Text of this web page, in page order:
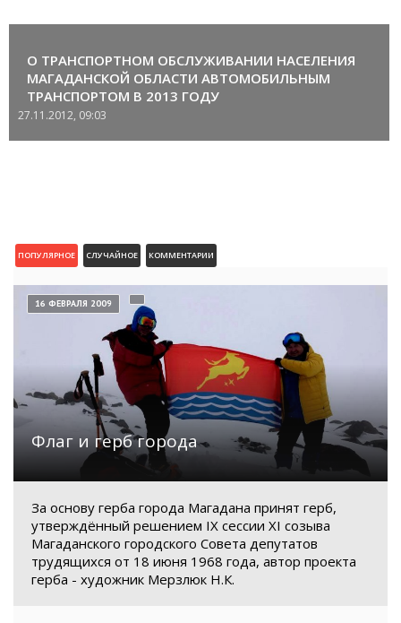
О ТРАНСПОРТНОМ ОБСЛУЖИВАНИИ НАСЕЛЕНИЯ
МАГАДАНСКОЙ ОБЛАСТИ АВТОМОБИЛЬНЫМ
ТРАНСПОРТОМ В 2013 ГОДУ
27.11.2012, 09:03
ПОПУЛЯРНОЕ СЛУЧАЙНОЕ КОММЕНТАРИИ
Флаг и герб города
16 ФЕВРАЛЯ 2009
За основу герба города Магадана принят герб,
утверждённый решением IX сессии XI созыва
Магаданского городского Совета депутатов
трудящихся от 18 июня 1968 года, автор проекта
герба - художник Мерзлюк Н.К.